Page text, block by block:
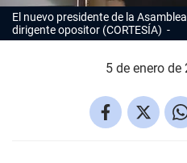
El nuevo presidente de la
dirigente opositor (CORTESÍA)
5 de enero de